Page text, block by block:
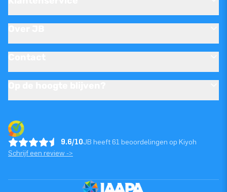
9.6/10JB heeft 61 beoordelingen op Kiyoh
Schrijf een review ->